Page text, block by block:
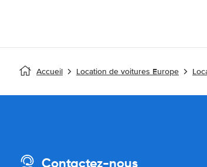
Accueil Location de voitures Europe
Contactez-nous